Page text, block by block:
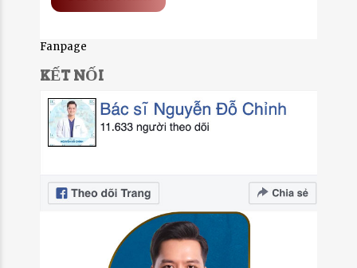
Fanpage
KẾT NỐI